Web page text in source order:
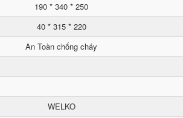
190 * 340 * 250
40 * 315 * 220
An Toàn chống cháy
WELKO